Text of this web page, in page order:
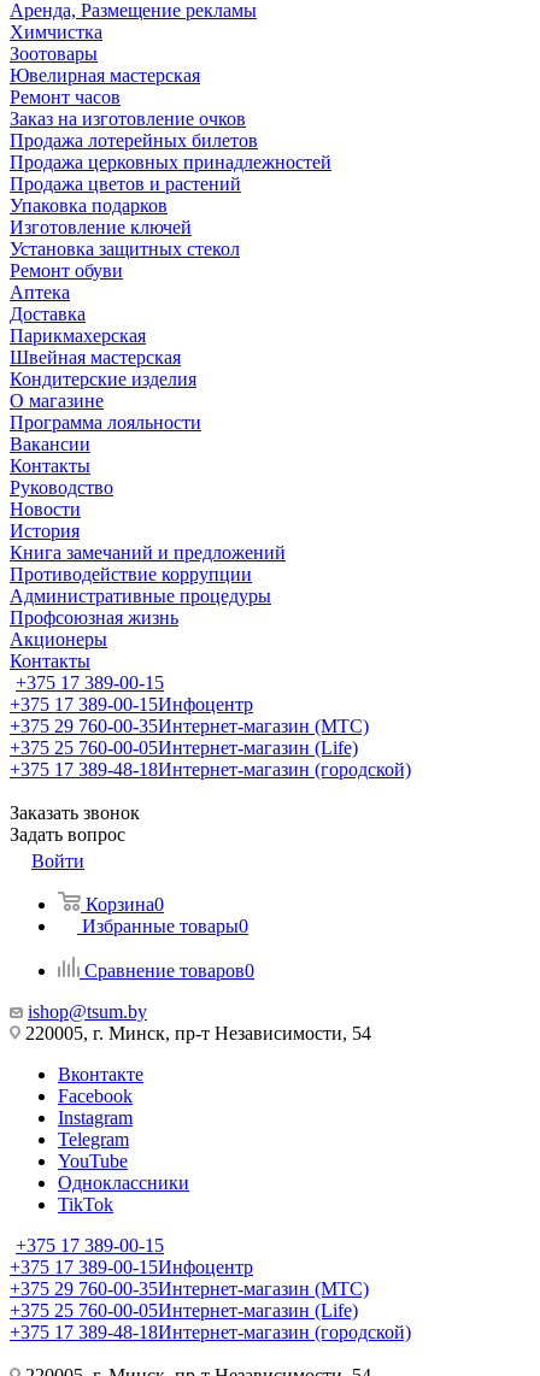
Аренда, Размещение рекламы
Химчистка
Зоотовары
Ювелирная мастерская
Ремонт часов
Заказ на изготовление очков
Продажа лотерейных билетов
Продажа церковных принадлежностей
Продажа цветов и растений
Упаковка подарков
Изготовление ключей
Установка защитных стекол
Ремонт обуви
Аптека
Доставка
Парикмахерская
Швейная мастерская
Кондитерские изделия
О магазине
Программа лояльности
Вакансии
Контакты
Руководство
Новости
История
Книга замечаний и предложений
Противодействие коррупции
Административные процедуры
Профсоюзная жизнь
Акционеры
Контакты
+375 17 389-00-15
+375 17 389-00-15Инфоцентр
+375 29 760-00-35Интернет-магазин (МТС)
+375 25 760-00-05Интернет-магазин (Life)
+375 17 389-48-18Интернет-магазин (городской)
Заказать звонок
Задать вопрос
Войти
Корзина0
Избранные товары0
Сравнение товаров0
ishop@tsum.by
220005, г. Минск, пр-т Независимости, 54
Вконтакте
Facebook
Instagram
Telegram
YouTube
Одноклассники
TikTok
+375 17 389-00-15
+375 17 389-00-15Инфоцентр
+375 29 760-00-35Интернет-магазин (МТС)
+375 25 760-00-05Интернет-магазин (Life)
+375 17 389-48-18Интернет-магазин (городской)